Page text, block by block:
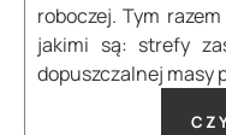
roboczej. Tym
jakimi są: strefy
dopuszczalnej masy